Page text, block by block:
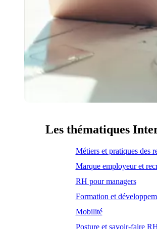
Les thématiques
Métiers et pratiques des
Marque employeur et
RH pour managers
Formation et
Mobilité
Posture et savoir-faire